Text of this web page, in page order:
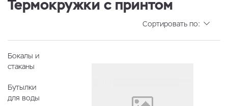
Термокружки с принтом
Сортировать по:
Бокалы и
стаканы
Бутылки
для воды